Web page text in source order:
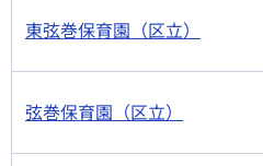
東弦巻保育園（区立）
弦巻保育園（区立）